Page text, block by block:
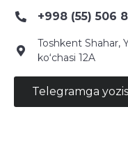
+998 (55) 506
Toshkent Shahar,
ko‘chasi 12A
Telegramga